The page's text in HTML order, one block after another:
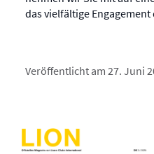
das vielfältige
Veröffentlicht am 27. Juni